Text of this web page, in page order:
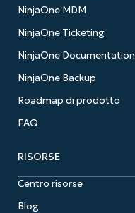
NinjaOne MDM
NinjaOne Ticketing
NinjaOne Documentation
NinjaOne Backup
Roadmap di prodotto
FAQ
RISORSE
Centro risorse
Blog